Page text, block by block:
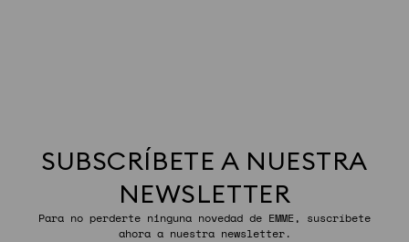
SUBSCRÍBETE A NUESTRA
NEWSLETTER
Para no perderte ninguna novedad de EMME, suscríbete
ahora a nuestra newsletter.